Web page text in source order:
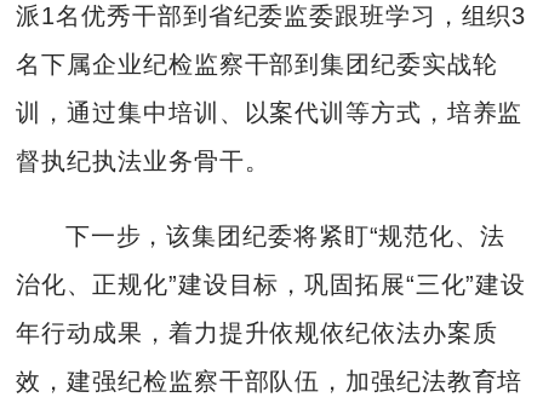
派1名优秀干部到省纪委监委跟班学习，组织3
名下属企业纪检监察干部到集团纪委实战轮
训，通过集中培训、以案代训等方式，培养监
督执纪执法业务骨干。
下一步，该集团纪委将紧盯“规范化、法
治化、正规化”建设目标，巩固拓展“三化”建设
年行动成果，着力提升依规依纪依法办案质
效，建强纪检监察干部队伍，加强纪法教育培